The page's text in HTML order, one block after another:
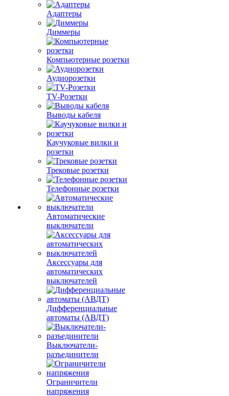
Адаптеры
Диммеры
Компьютерные розетки
Аудиорозетки
TV-Розетки
Выводы кабеля
Каучуковые вилки и
розетки
Трековые розетки
Телефонные розетки
Автоматические
выключатели
Аксессуары для
автоматических
выключателей
Дифференциальные
автоматы (АВДТ)
Выключатели-
разъединители
Ограничители
напряжения